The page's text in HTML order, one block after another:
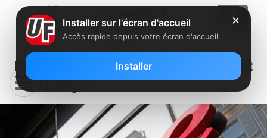
Free dément un quelconque rachat
par Orange
✕
Installer sur l'écran d'accueil
Accès rapide depuis votre écran d'accueil
Installer